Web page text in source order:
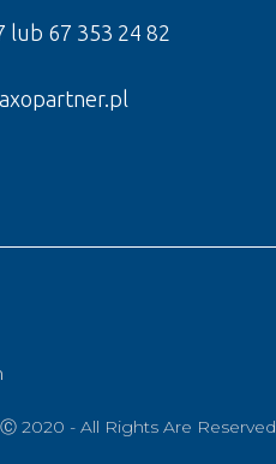
lub 67 353 24 82
Ⓒ 2020 - All Rights Are Reserved